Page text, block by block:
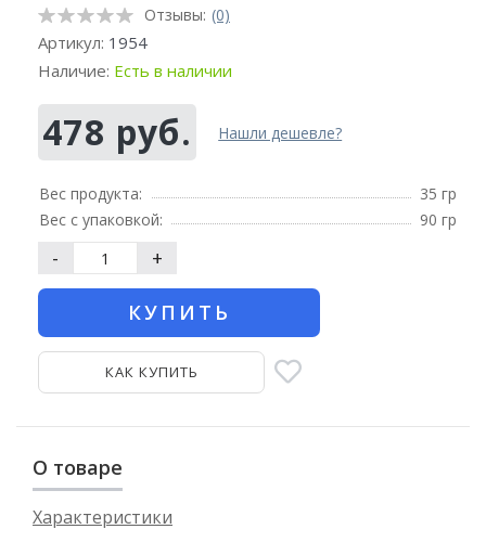
Отзывы: (0)
Артикул: 1954
Наличие: Есть в наличии
478 руб. Нашли дешевле?
Вес продукта:
35 гр
Вес с упаковкой:
90 гр
- +
КУПИТЬ
КАК КУПИТЬ
О товаре
Характеристики